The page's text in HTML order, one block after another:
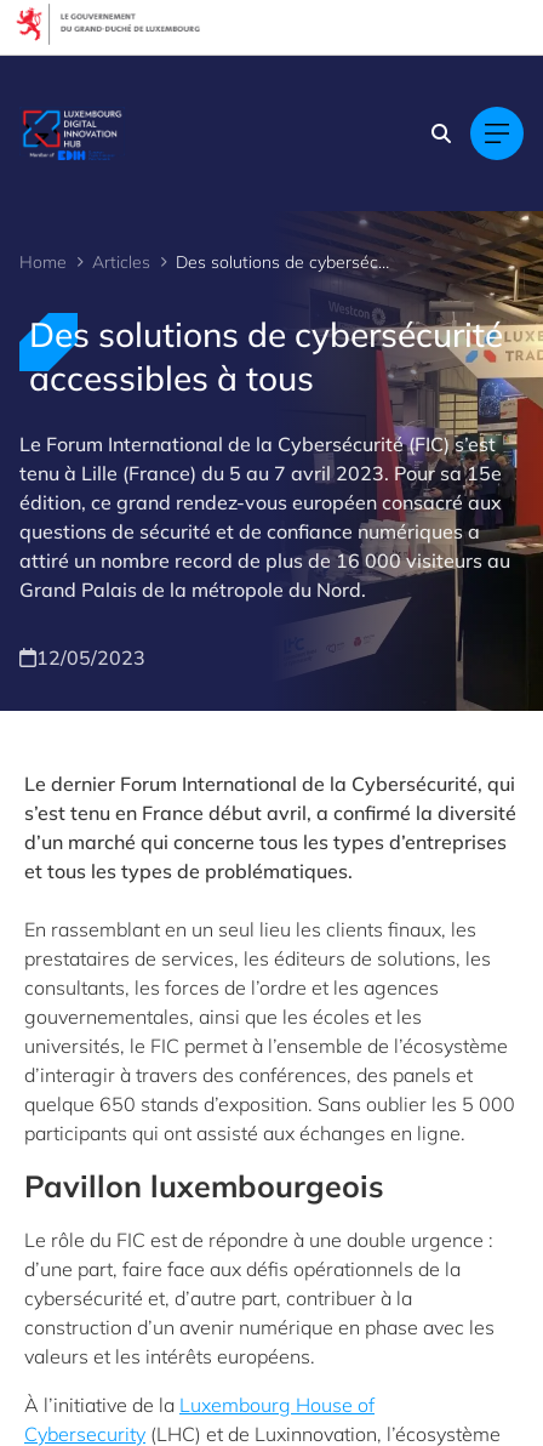
Home Articles Des solutions de cybersécurité accessibles à tous
Des solutions de cybersécurité
accessibles à tous
Le Forum International de la Cybersécurité (FIC) s’est
tenu à Lille (France) du 5 au 7 avril 2023. Pour sa 15e
édition, ce grand rendez-vous européen consacré aux
questions de sécurité et de confiance numériques a
attiré un nombre record de plus de 16 000 visiteurs au
Grand Palais de la métropole du Nord.
12/05/2023
Le dernier Forum International de la Cybersécurité, qui
s’est tenu en France début avril, a confirmé la diversité
d’un marché qui concerne tous les types d’entreprises
et tous les types de problématiques.
En rassemblant en un seul lieu les clients finaux, les
prestataires de services, les éditeurs de solutions, les
consultants, les forces de l’ordre et les agences
gouvernementales, ainsi que les écoles et les
universités, le FIC permet à l’ensemble de l’écosystème
d’interagir à travers des conférences, des panels et
quelque 650 stands d’exposition. Sans oublier les 5 000
participants qui ont assisté aux échanges en ligne.
Pavillon luxembourgeois
Le rôle du FIC est de répondre à une double urgence :
d’une part, faire face aux défis opérationnels de la
cybersécurité et, d’autre part, contribuer à la
construction d’un avenir numérique en phase avec les
valeurs et les intérêts européens.
À l’initiative de la Luxembourg House of
Cybersecurity (LHC) et de Luxinnovation, l’écosystème
Cookies management panel